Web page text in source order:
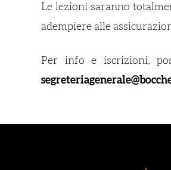
Le lezioni saranno
adempiere alle
Per info e iscrizioni,